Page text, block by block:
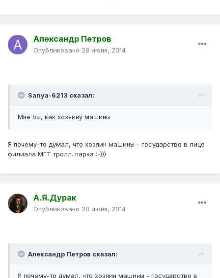
Александр Петров
Опубликовано 28 июня, 2014
Sanya-6213 сказал:
Мне бы, как хозяину машины
Я почему-то думал, что хозяин машины - государство в лице
филиала МГТ тролл. парка :-)))
А.Я.Дурак
Опубликовано 28 июня, 2014
Александр Петров сказал:
Я почему-то думал, что хозяин машины - государство в